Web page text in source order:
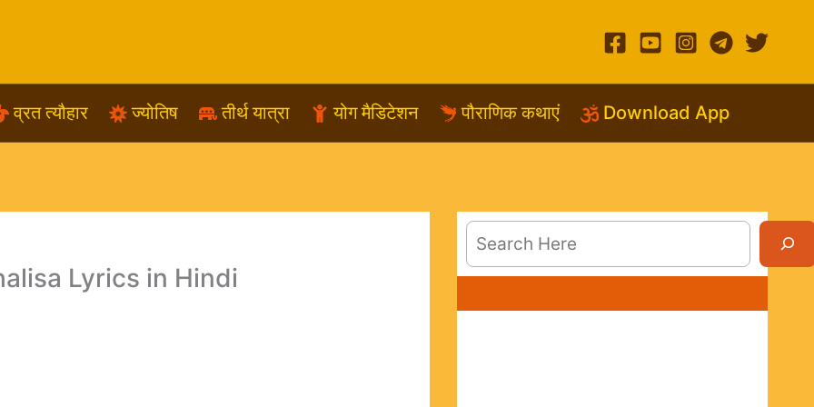
व्रत त्यौहार ज्योतिष तीर्थ यात्रा योग मैडिटेशन पौराणिक कथाएं Download App
Lyrics in Hindi